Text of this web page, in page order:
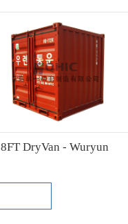
8FT DryVan - Wuryun